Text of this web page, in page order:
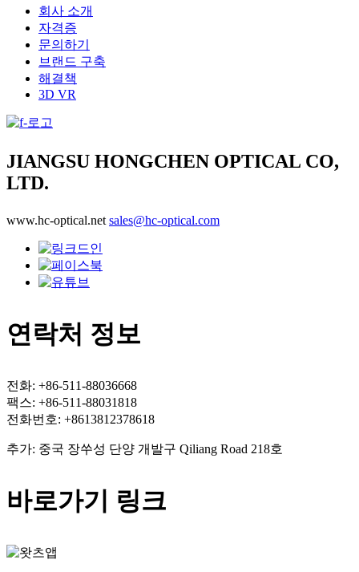
회사 소개
자격증
문의하기
브랜드 구축
해결책
3D VR
JIANGSU HONGCHEN OPTICAL CO,
LTD.
www.hc-optical.net sales@hc-optical.com
연락처 정보
전화: +86-511-88036668
팩스: +86-511-88031818
전화번호: +8613812378618
추가: 중국 장쑤성 단양 개발구 Qiliang Road 218호
바로가기 링크